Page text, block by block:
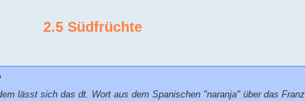
2.5 Südfrüchte
lässt sich das dt. Wort aus dem Spanischen "naranja" über das